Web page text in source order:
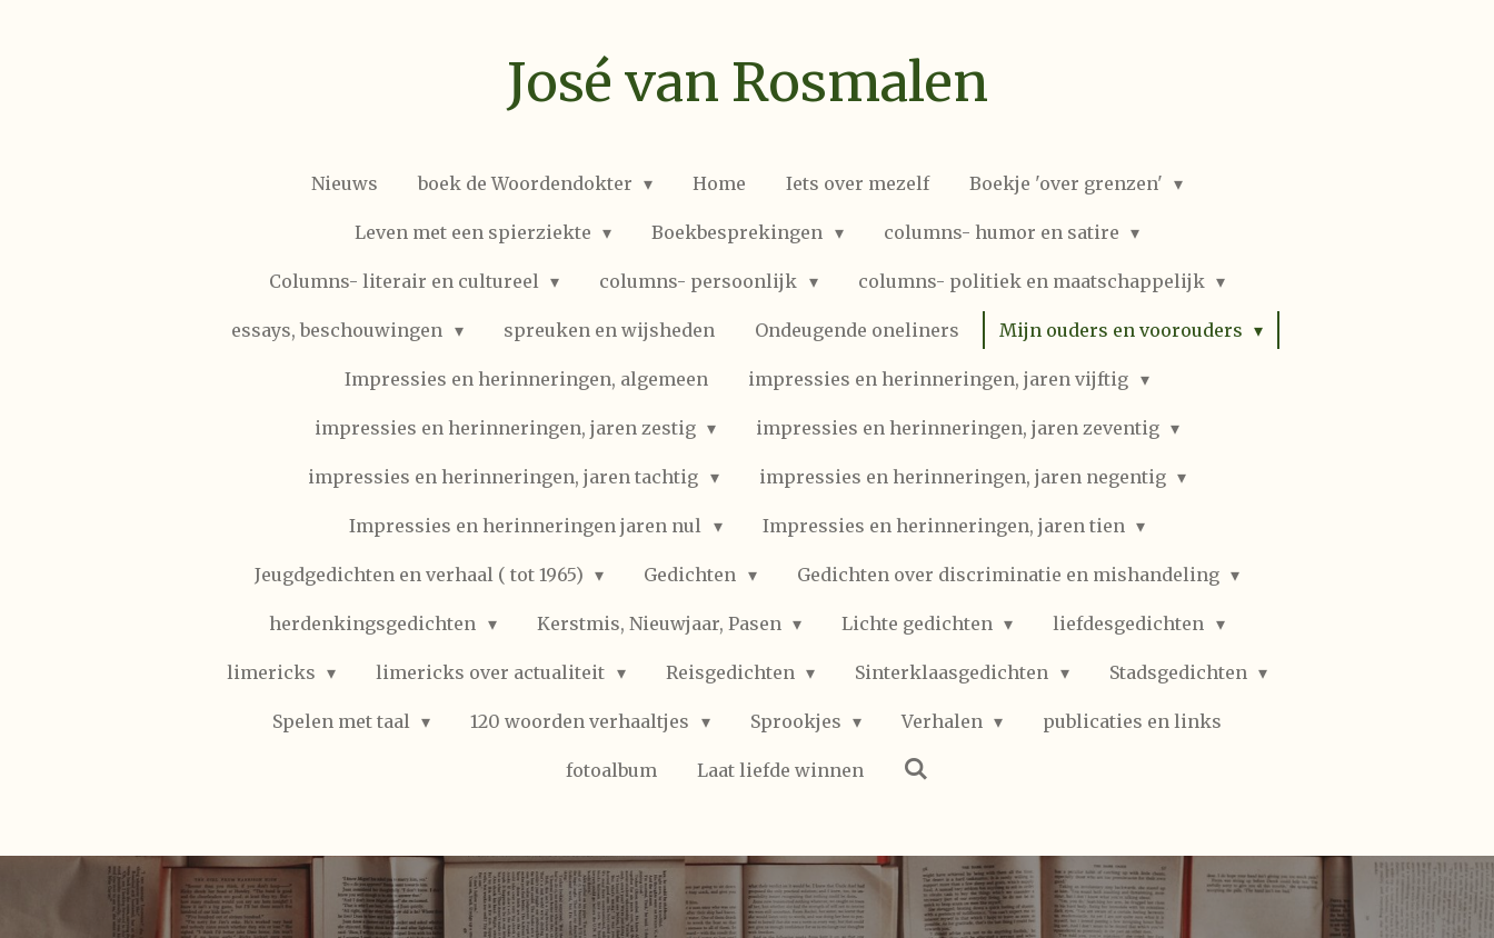
José van Rosmalen
Nieuws boek de Woordendokter Home Iets over mezelf Boekje 'over grenzen'
Leven met een spierziekte Boekbesprekingen columns- humor en satire
Columns- literair en cultureel columns- persoonlijk columns- politiek en maatschappelijk
essays, beschouwingen spreuken en wijsheden Ondeugende oneliners Mijn ouders en voorouders
Impressies en herinneringen, algemeen impressies en herinneringen, jaren vijftig
impressies en herinneringen, jaren zestig impressies en herinneringen, jaren zeventig
impressies en herinneringen, jaren tachtig impressies en herinneringen, jaren negentig
Impressies en herinneringen jaren nul Impressies en herinneringen, jaren tien
Jeugdgedichten en verhaal ( tot 1965) Gedichten Gedichten over discriminatie en mishandeling
herdenkingsgedichten Kerstmis, Nieuwjaar, Pasen Lichte gedichten liefdesgedichten
limericks limericks over actualiteit Reisgedichten Sinterklaasgedichten Stadsgedichten
Spelen met taal 120 woorden verhaaltjes Sprookjes Verhalen publicaties en links
fotoalbum Laat liefde winnen